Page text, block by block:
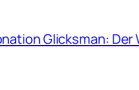
Glicksman: